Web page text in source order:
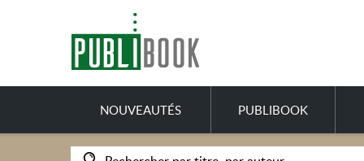
NOUVEAUTÉS PUBLIBOOK